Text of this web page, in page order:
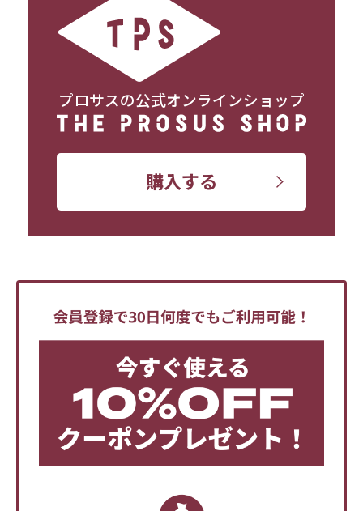
プロサスの公式オンラインショップ
購入する